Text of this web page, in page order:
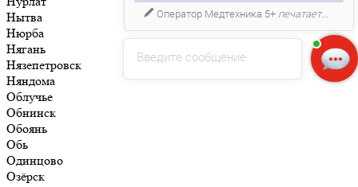
Нытва
Нюрба
Нягань
Нязепетровск
Няндома
Облучье
Обнинск
Обоянь
Обь
Одинцово
Озёрск
Введите сообщение
Оператор Медтехника 5+ печатает...